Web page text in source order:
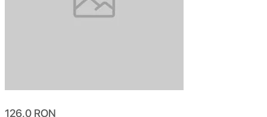
126.0 RON